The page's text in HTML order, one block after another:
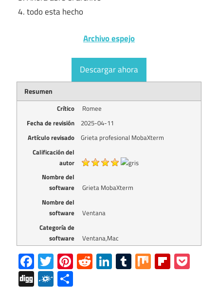
todo esta hecho
Archivo espejo
Descargar ahora
Resumen
Crítico
Romee
Fecha de revisión
2025-04-11
Artículo revisado
Grieta profesional MobaXterm
Calificación del
autor
Nombre del
software
Grieta MobaXterm
Nombre del
software
Ventana
Categoría de
software
Ventana,Mac
Facebook
Twitter
Pinterest
RedditLinkedIn
Tumblr
Mix
DiggFolkd